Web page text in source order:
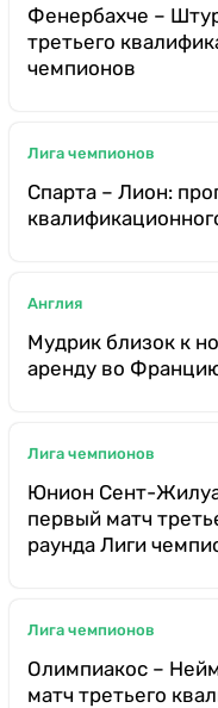
Фенербахче –
третьего
чемпионов
Лига чемпионов
Спарта – Лион:
Англия
Мудрик близок к
аренду во
Лига чемпионов
Юнион Сент-
первый матч
раунда Лиги
Лига чемпионов
Олимпиакос –
матч третьего